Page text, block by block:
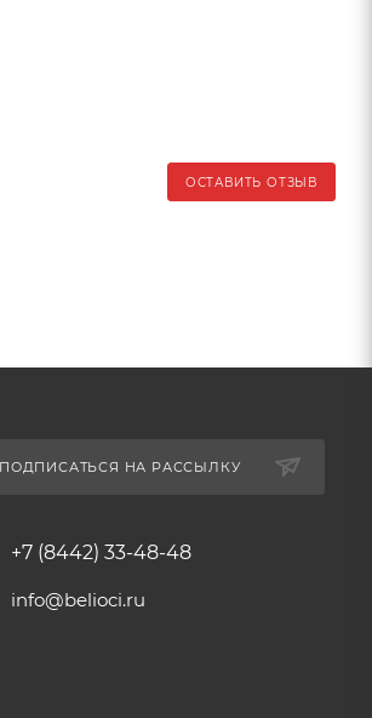
ОСТАВИТЬ ОТЗЫВ
ПОДПИСАТЬСЯ НА РАССЫЛКУ
+7 (8442) 33-48-48
info@belioci.ru